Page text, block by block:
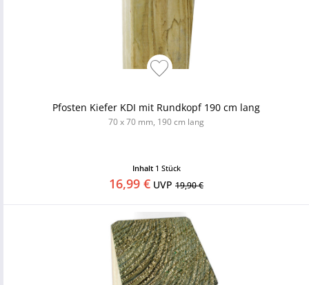
Pfosten Kiefer KDI mit Rundkopf 190 cm lang
70 x 70 mm, 190 cm lang
Inhalt 1 Stück
16,99 € UVP 19,90 €